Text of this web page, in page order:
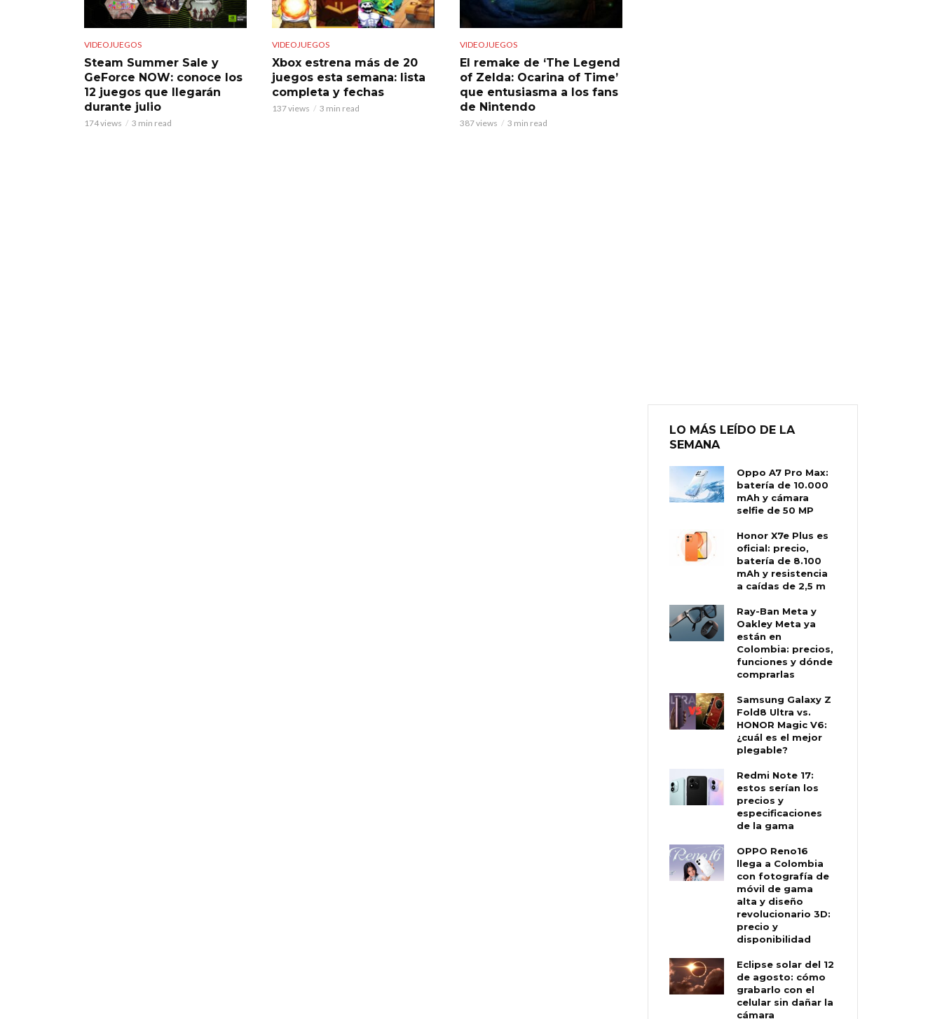
VIDEOJUEGOS
Steam Summer Sale y
GeForce NOW: conoce los
12 juegos que llegarán
durante julio
174 views 3 min read
VIDEOJUEGOS
Xbox estrena más de 20
juegos esta semana: lista
completa y fechas
137 views 3 min read
VIDEOJUEGOS
El remake de ‘The Legend
of Zelda: Ocarina of Time’
que entusiasma a los fans
de Nintendo
387 views 3 min read
LO MÁS LEÍDO DE LA
SEMANA
Oppo A7 Pro Max:
batería de 10.000
mAh y cámara
selfie de 50 MP
Honor X7e Plus es
oficial: precio,
batería de 8.100
mAh y resistencia
a caídas de 2,5 m
Ray-Ban Meta y
Oakley Meta ya
están en
Colombia: precios,
funciones y dónde
comprarlas
Samsung Galaxy Z
Fold8 Ultra vs.
HONOR Magic V6:
¿cuál es el mejor
plegable?
Redmi Note 17:
estos serían los
precios y
especificaciones
de la gama
OPPO Reno16
llega a Colombia
con fotografía de
móvil de gama
alta y diseño
revolucionario 3D:
precio y
disponibilidad
Eclipse solar del 12
de agosto: cómo
grabarlo con el
celular sin dañar la
cámara